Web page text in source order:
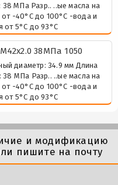
38 МПа Разр.. ..ые масла на
-40°C до 100°C -вода и
от 5°C до 93°C
38МПа 1050
диаметр: 34.9 мм Длина
38 МПа Разр.. ..ые масла на
-40°C до 100°C -вода и
от 5°C до 93°C
и модификацию
пишите на почту